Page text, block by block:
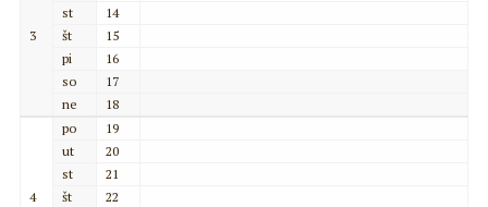
3
st
14
št
15
pi
16
so
17
ne
18
4
po
19
ut
20
st
21
št
22